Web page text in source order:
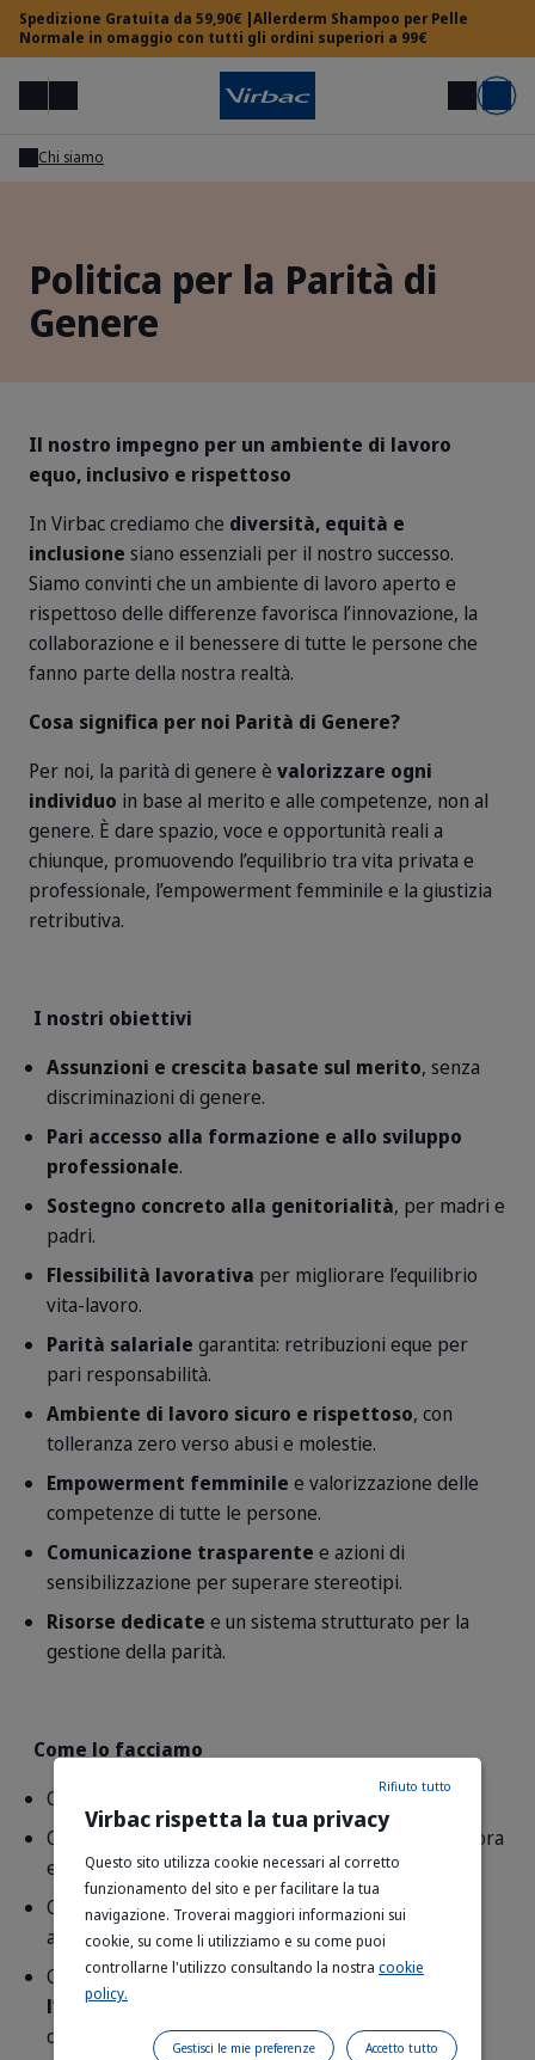
Spedizione Gratuita da 59,90€ |Allerderm Shampoo per Pelle
Normale in omaggio con tutti gli ordini superiori a 99€
MenuCerca Il mio account Carrello
Hai bisogno di aiuto?
Chi siamo
Politica per la Parità di
Genere
Il nostro impegno per un ambiente di lavoro
equo, inclusivo e rispettoso
In Virbac crediamo che diversità, equità e
inclusione siano essenziali per il nostro successo.
Siamo convinti che un ambiente di lavoro aperto e
rispettoso delle differenze favorisca l’innovazione, la
collaborazione e il benessere di tutte le persone che
fanno parte della nostra realtà.
Cosa significa per noi Parità di Genere?
Per noi, la parità di genere è valorizzare ogni
individuo in base al merito e alle competenze, non al
genere. È dare spazio, voce e opportunità reali a
chiunque, promuovendo l’equilibrio tra vita privata e
professionale, l’empowerment femminile e la giustizia
retributiva.
I nostri obiettivi
Assunzioni e crescita basate sul merito, senza
discriminazioni di genere.
Pari accesso alla formazione e allo sviluppo
professionale.
Sostegno concreto alla genitorialità, per madri e
padri.
Flessibilità lavorativa per migliorare l’equilibrio
vita-lavoro.
Parità salariale garantita: retribuzioni eque per
pari responsabilità.
Ambiente di lavoro sicuro e rispettoso, con
tolleranza zero verso abusi e molestie.
Empowerment femminile e valorizzazione delle
competenze di tutte le persone.
Comunicazione trasparente e azioni di
sensibilizzazione per superare stereotipi.
Risorse dedicate e un sistema strutturato per la
gestione della parità.
Come lo facciamo
Con un
per la Parità di Genere.
Con un/una
Responsabile dedicato/a, che monitora
e promuove ogni azione concreta.
Con piani di formazione e azioni misurabili
aggiornati regolarmente.
Con ilcoinvolgimento attivo di tutta
l’organizzazione
dipendente.
Virbac rispetta la tua privacy
Questo sito utilizza cookie necessari al corretto
funzionamento del sito e per facilitare la tua
navigazione. Troverai maggiori informazioni sui
cookie, su come li utilizziamo e su come puoi
controllarne l'utilizzo consultando la nostra cookie
policy.
Rifiuto tutto
Accetto tutto
Gestisci le mie preferenze